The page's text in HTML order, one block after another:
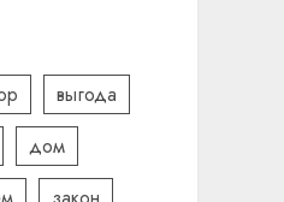
выгода
дом